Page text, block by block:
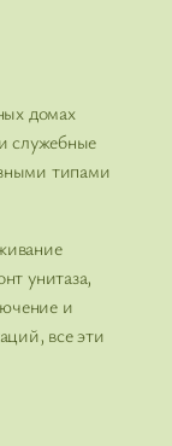
домах
служебные
типами
унитаза,
и
все эти